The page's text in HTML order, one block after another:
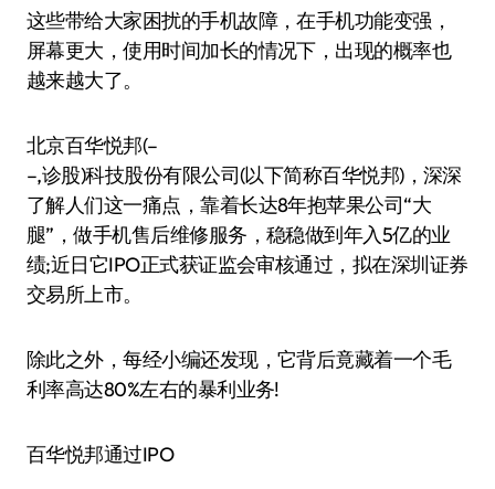
这些带给大家困扰的手机故障，在手机功能变强，
屏幕更大，使用时间加长的情况下，出现的概率也
越来越大了。
北京百华悦邦(–
–,诊股)科技股份有限公司(以下简称百华悦邦)，深深
了解人们这一痛点，靠着长达8年抱苹果公司“大
腿”，做手机售后维修服务，稳稳做到年入5亿的业
绩;近日它IPO正式获证监会审核通过，拟在深圳证券
交易所上市。
除此之外，每经小编还发现，它背后竟藏着一个毛
利率高达80%左右的暴利业务!
百华悦邦通过IPO